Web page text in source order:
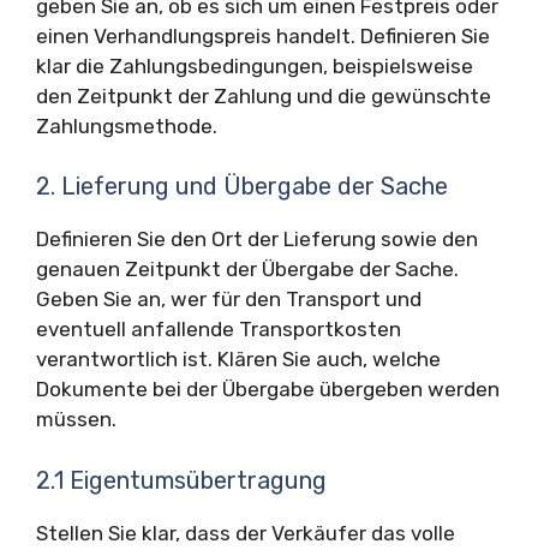
geben Sie an, ob es sich um einen Festpreis oder
einen Verhandlungspreis handelt. Definieren Sie
klar die Zahlungsbedingungen, beispielsweise
den Zeitpunkt der Zahlung und die gewünschte
Zahlungsmethode.
2. Lieferung und Übergabe der Sache
Definieren Sie den Ort der Lieferung sowie den
genauen Zeitpunkt der Übergabe der Sache.
Geben Sie an, wer für den Transport und
eventuell anfallende Transportkosten
verantwortlich ist. Klären Sie auch, welche
Dokumente bei der Übergabe übergeben werden
müssen.
2.1 Eigentumsübertragung
Stellen Sie klar, dass der Verkäufer das volle